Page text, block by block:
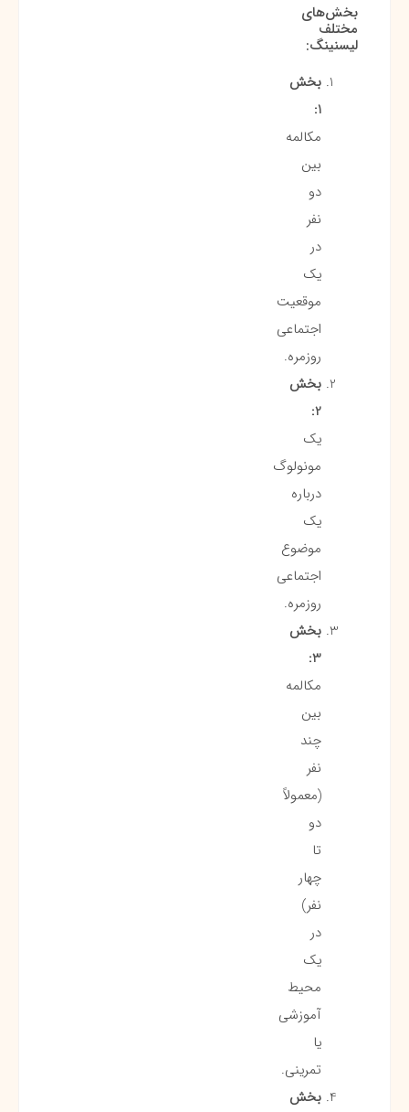
بخش‌های
مختلف
لیسنینگ:
بخش
1:
مکالمه
بین
دو
نفر
در
یک
موقعیت
اجتماعی
روزمره.
بخش
2:
یک
مونولوگ
درباره
یک
موضوع
اجتماعی
روزمره.
بخش
3:
مکالمه
بین
چند
نفر
(معمولاً
دو
تا
چهار
نفر)
در
یک
محیط
آموزشی
یا
تمرینی.
بخش